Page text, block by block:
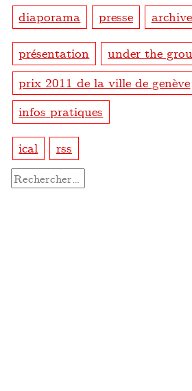
diaporama presse
présentation
under the
prix 2011 de la ville de genève
infos pratiques
ical rss
Rechercher :